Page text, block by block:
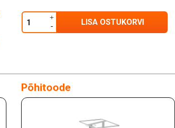
LISA OSTUKORVI
Põhitoode